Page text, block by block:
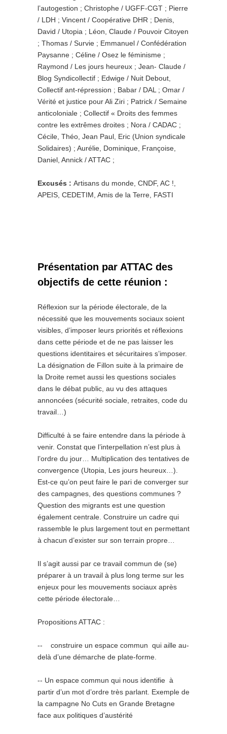
l’autogestion ; Christophe / UGFF-CGT ; Pierre
/ LDH ; Vincent / Coopérative DHR ; Denis,
David / Utopia ; Léon, Claude / Pouvoir Citoyen
; Thomas / Survie ; Emmanuel / Confédération
Paysanne ; Céline / Osez le féminisme ;
Raymond / Les jours heureux ; Jean- Claude /
Blog Syndicollectif ; Edwige / Nuit Debout,
Collectif ant-répression ; Babar / DAL ; Omar /
Vérité et justice pour Ali Ziri ; Patrick / Semaine
anticoloniale ; Collectif « Droits des femmes
contre les extrêmes droites ; Nora / CADAC ;
Cécile, Théo, Jean Paul, Eric (Union syndicale
Solidaires) ; Aurélie, Dominique, Françoise,
Daniel, Annick / ATTAC ;
Excusés : Artisans du monde, CNDF, AC !,
APEIS, CEDETIM, Amis de la Terre, FASTI
Présentation par ATTAC des
objectifs de cette réunion :
Réflexion sur la période électorale, de la
nécessité que les mouvements sociaux soient
visibles, d’imposer leurs priorités et réflexions
dans cette période et de ne pas laisser les
questions identitaires et sécuritaires s’imposer.
La désignation de Fillon suite à la primaire de
la Droite remet aussi les questions sociales
dans le débat public, au vu des attaques
annoncées (sécurité sociale, retraites, code du
travail…)
Difficulté à se faire entendre dans la période à
venir. Constat que l’interpellation n’est plus à
l’ordre du jour… Multiplication des tentatives de
convergence (Utopia, Les jours heureux…).
Est-ce qu’on peut faire le pari de converger sur
des campagnes, des questions communes ?
Question des migrants est une question
également centrale. Construire un cadre qui
rassemble le plus largement tout en permettant
à chacun d’exister sur son terrain propre…
Il s’agit aussi par ce travail commun de (se)
préparer à un travail à plus long terme sur les
enjeux pour les mouvements sociaux après
cette période électorale…
Propositions ATTAC :
-­‐ construire un espace commun qui aille au-
delà d’une démarche de plate-forme.
-­‐ Un espace commun qui nous identifie à
partir d’un mot d’ordre très parlant. Exemple de
la campagne No Cuts en Grande Bretagne
face aux politiques d’austérité